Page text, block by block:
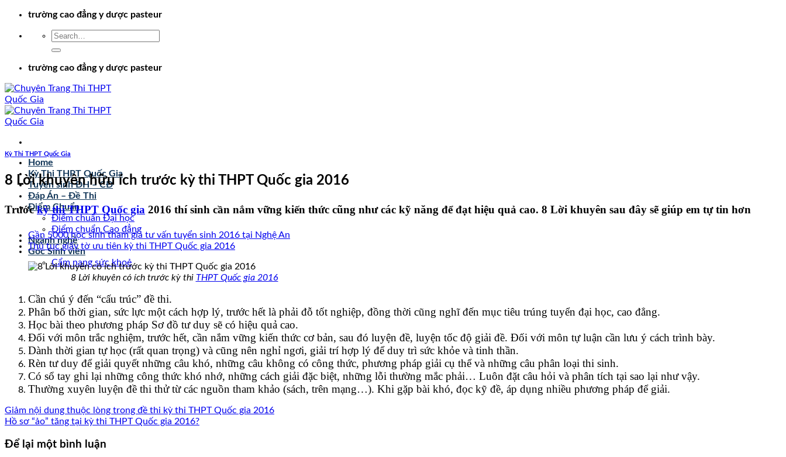
Chuyểntrường cao đẳng y dược pasteur
trường cao đẳng y dược pasteur
Home
Kỳ Thi THPT Quốc Gia
Tuyển sinh ĐH – CĐ
Đáp Án – Đề Thi
Điểm Chuẩn
Điểm chuẩn Đại học
Điểm chuẩn Cao đẳng
Ngành nghề
Góc Sinh viên
Cẩm nang sức khoẻ
Kỳ Thi THPT Quốc Gia
8 Lời khuyên hữu ích trước kỳ thi THPT Quốc gia 2016
Trướckỳ thi THPT Quốc gia 2016 thí sinh cần nắm vững kiến thức cũng như các kỹ năng để đạt hiệu quả cao. 8 Lời khuyên sau đây sẽ giúp em tự tin hơn
Gần 5000 học sinh tham gia tư vấn tuyển sinh 2016 tại Nghệ An
Thủ tục giấy tờ ưu tiên kỳ thi THPT Quốc gia 2016
8 Lời khuyên có ích trước kỳ thi THPT Quốc gia 2016
Cần chú ý đến “cấu trúc” đề thi.
Phân bố thời gian, sức lực một cách hợp lý, trước hết là phải đỗ tốt nghiệp, đồng thời cũng nghĩ đến mục tiêu trúng tuyển đại học, cao đẳng.
Học bài theo phương pháp Sơ đồ tư duy sẽ có hiệu quả cao.
Đối với môn trắc nghiệm, trước hết, cần nắm vững kiến thức cơ bản, sau đó luyện đề, luyện tốc độ giải đề. Đối với môn tự luận cần lưu ý cách trình bày.
Dành thời gian tự học (rất quan trọng) và cũng nên nghỉ ngơi, giải trí hợp lý để duy trì sức khỏe và tinh thần.
Rèn tư duy để giải quyết những câu khó, những câu không có công thức, phương pháp giải cụ thể và những câu phân loại thi sinh.
Có sổ tay ghi lại những công thức khó nhớ, những cách giải đặc biệt, những lỗi thường mắc phải… Luôn đặt câu hỏi và phân tích tại sao lại như vậy.
Thường xuyên luyện đề thi thử từ các nguồn tham khảo (sách, trên mạng…). Khi gặp bài khó, đọc kỹ đề, áp dụng nhiều phương pháp để giải.
Giảm nội dung thuộc lòng trong đề thi kỳ thi THPT Quốc gia 2016
Hồ sơ “ảo” tăng tại kỳ thi THPT Quốc gia 2016?
Để lại một bình luận